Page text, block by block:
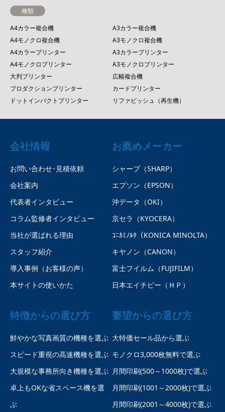
種類
A4カラー複合機
A3カラー複合機
A4モノクロ複合機
A3モノクロ複合機
A4カラープリンター
A3カラープリンター
A4モノクロプリンター
A3モノクロプリンター
大判プリンター
広幅複合機
プロダクションプリンター
カードプリンター
ドットインパクトプリンター
リファビッシュ（再生機）
会社情報
お問い合わせ･見積依頼
会社案内
代表者インタビュー
コラム監修者インタビュー
当社が選ばれる理由
スタッフ紹介
導入事例（お客様の声）
本サイトの使いかた
お薦めメーカー
シャープ（SHARP）
エプソン（EPSON）
沖データ（OKI）
京セラ（KYOCERA）
ｺﾆｶﾐﾉﾙﾀ（KONICA MINOLTA）
キヤノン（CANON）
富士フイルム（FUJIFILM）
日本エイチピー（ＨＰ）
特徴からの選び方
鮮やかな写真画質の機種を選ぶ
スピード重視の高速機種を選ぶ
大規模な事務所向き機種を選ぶ
卓上もOKな省スペース機を選
ぶ
要望からの選び方
大特価セール品から選ぶ
モノクロ3,000枚無料で選ぶ
月間印刷(500～1000枚)で選ぶ
月間印刷(1001～2000枚)で選ぶ
月間印刷(2001～4000枚)で選ぶ